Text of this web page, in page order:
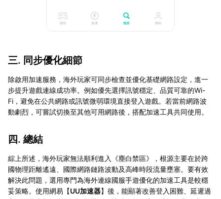
三. 同步優化細節
除啟用加速服務，海外玩家可同步檢查並優化基礎網路設定，進一
步提升遊戲連線成功率。例如優先選擇訊號穩定、品質可靠的Wi-
Fi，避免在公共網路或訊號微弱環境直接登入遊戲。若當前網路波
動劇烈，可嘗試切換至其他可用網路後，搭配加速工具共同使用。
四. 總結
綜上所述，海外玩家無法順利進入《塵白禁區》，根源主要在於跨
國物理距離遙遠、國際網路鏈路波動及高峰時段流量壅塞。要有效
解決此問題，選用專門為海外連線國服手遊優化的加速工具是較穩
妥策略。使用網易【UU加速器】後，能顯著改善登入困難、延遲過